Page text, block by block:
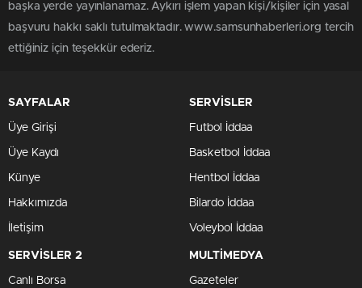
başka yerde yayınlanamaz. Aykırı işlem yapan kişi/kişiler için yasal
başvuru hakkı saklı tutulmaktadır. www.samsunhaberleri.org tercih
ettiğiniz için teşekkür ederiz.
SAYFALAR
Üye Girişi
Üye Kaydı
Künye
Hakkımızda
İletişim
SERVİSLER
Futbol İddaa
Basketbol İddaa
Hentbol İddaa
Bilardo İddaa
Voleybol İddaa
SERVİSLER 2
Canlı Borsa
MULTİMEDYA
Gazeteler